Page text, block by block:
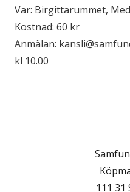
Var: Birgittarummet,
Kostnad: 60 kr
Anmälan:
kl 10.00
111 31